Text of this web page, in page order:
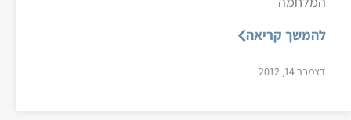
להמשך קריאה
דצמבר 14, 2012